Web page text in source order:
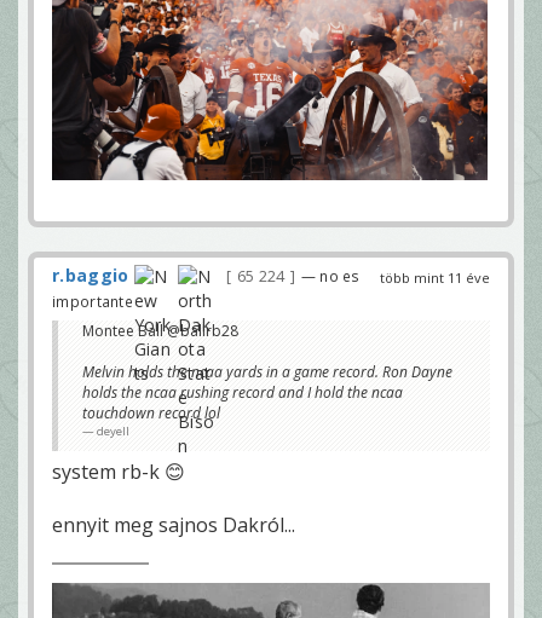
több mint 11 éve
r.baggio 65 224
— no es
importante
Montee Ball ‏@ballrb28
Melvin holds the ncaa yards in a game record. Ron Dayne
holds the ncaa rushing record and I hold the ncaa
touchdown record lol
deyell
system rb-k 😊
ennyit meg sajnos Dakról...